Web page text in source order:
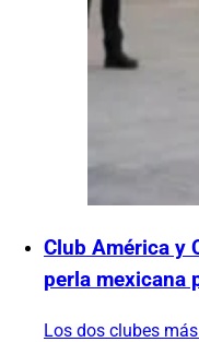
Club América y
perla mexicana
Los dos clubes